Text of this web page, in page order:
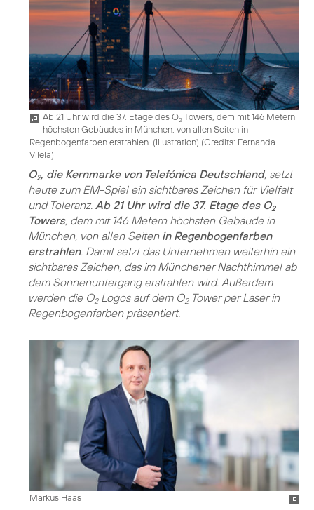
Ab 21 Uhr wird die 37. Etage des O2Towers, dem mit 146 Metern
höchsten Gebäudes in München, von allen Seiten in
Regenbogenfarben erstrahlen. (Illustration) (Credits: Fernanda
Vilela)
O2, die Kernmarke von Telefónica Deutschland, setzt
heute zum EM-Spiel ein sichtbares Zeichen für Vielfalt
und Toleranz. Ab 21 Uhr wird die 37. Etage des O2
Towers, dem mit 146 Metern höchsten Gebäude in
München, von allen Seiten in Regenbogenfarben
erstrahlen. Damit setzt das Unternehmen weiterhin ein
sichtbares Zeichen, das im Münchener Nachthimmel ab
dem Sonnenuntergang erstrahlen wird. Außerdem
werden die O2Logos auf dem O2Tower per Laser in
Regenbogenfarben präsentiert.
Markus Haas